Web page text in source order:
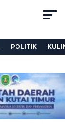
POLITIK